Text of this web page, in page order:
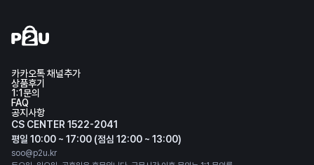
카카오톡 채널추가
상품후기
1:1문의
FAQ
공지사항
CS CENTER 1522-2041
평일 10:00 ~ 17:00 (점심 12:00 ~ 13:00)
soo@p2u.kr